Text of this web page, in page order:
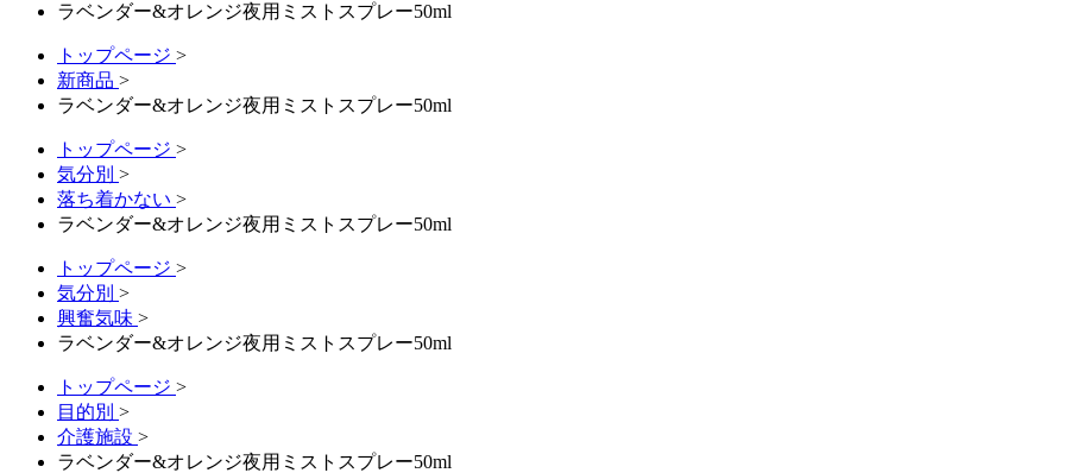
ラベンダー&オレンジ夜用ミストスプレー50ml
トップページ >
新商品 >
ラベンダー&オレンジ夜用ミストスプレー50ml
トップページ >
気分別 >
落ち着かない >
ラベンダー&オレンジ夜用ミストスプレー50ml
トップページ >
気分別 >
興奮気味 >
ラベンダー&オレンジ夜用ミストスプレー50ml
トップページ >
目的別 >
介護施設 >
ラベンダー&オレンジ夜用ミストスプレー50ml